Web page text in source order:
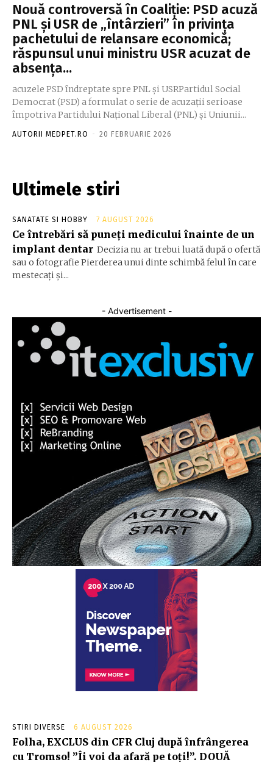
Nouă controversă în Coaliție: PSD acuză
PNL și USR de „întârzieri” în privința
pachetului de relansare economică;
răspunsul unui ministru USR acuzat de
absența...
acuzele PSD îndreptate spre PNL și USRPartidul Social
Democrat (PSD) a formulat o serie de acuzații serioase
împotriva Partidului Național Liberal (PNL) și Uniunii...
AUTORII MEDPET.RO - 20 FEBRUARIE 2026
Ultimele stiri
SANATATE SI HOBBY 7 AUGUST 2026
Ce întrebări să puneți medicului înainte de un
implant dentar Decizia nu ar trebui luată după o ofertă
sau o fotografie Pierderea unui dinte schimbă felul în care
mestecați și...
- Advertisement -
STIRI DIVERSE 6 AUGUST 2026
Folha, EXCLUS din CFR Cluj după înfrângerea
cu Tromso! ”Îi voi da afară pe toți!”. DOUĂ